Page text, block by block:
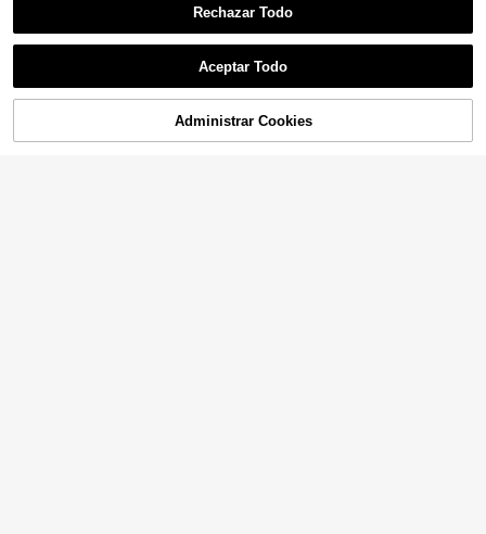
¡42% DE DESCUENTO!
Rechazar Todo
Aceptar Todo
Administrar Cookies